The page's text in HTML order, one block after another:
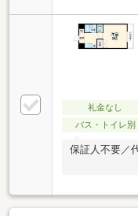
礼金なし
バス・トイレ別
保証人不要／